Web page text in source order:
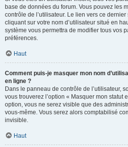
base de données du forum. Vous pouvez les
contrôle de l’utilisateur. Le lien vers ce
cliquant sur votre nom d’utilisateur situé en
système vous permettra de modifier tous vos
préférences.
Haut
Comment puis-je masquer mon nom
en ligne ?
Dans le panneau de contrôle de l’utilisateur,
vous trouverez l’option « Masquer mon statut
option, vous ne serez visible que des
vous-même. Vous serez alors comptabilisé
invisible.
Haut